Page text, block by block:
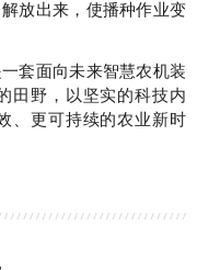
放出来，使播种作业变
套面向未来智慧农机装
田野，以坚实的科技内
、更可持续的农业新时